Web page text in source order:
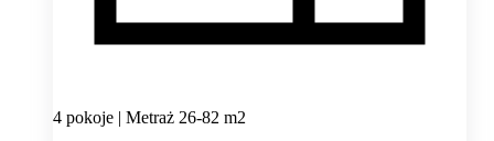
4 pokoje | Metraż 26-82 m2